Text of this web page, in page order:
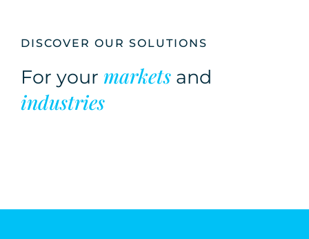
DISCOVER OUR SOLUTIONS
For your markets and
industries